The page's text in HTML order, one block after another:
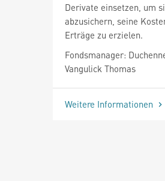
Derivate einsetzen, um
abzusichern, seine
Erträge zu erzielen.
Fondsmanager:
Vangulick Thomas
Weitere Informationen